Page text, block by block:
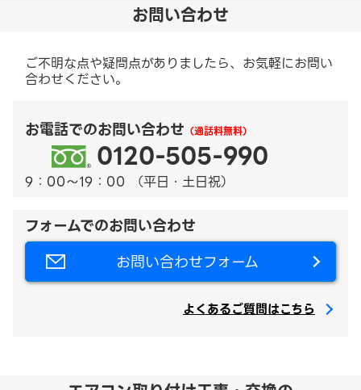
お問い合わせ
ご不明な点や疑問点がありましたら、お気軽にお問い
合わせください。
お電話でのお問い合わせ （通話料無料）
0120-505-990
9：00～19：00 （平日・土日祝）
フォームでのお問い合わせ
お問い合わせフォーム
よくあるご質問はこちら